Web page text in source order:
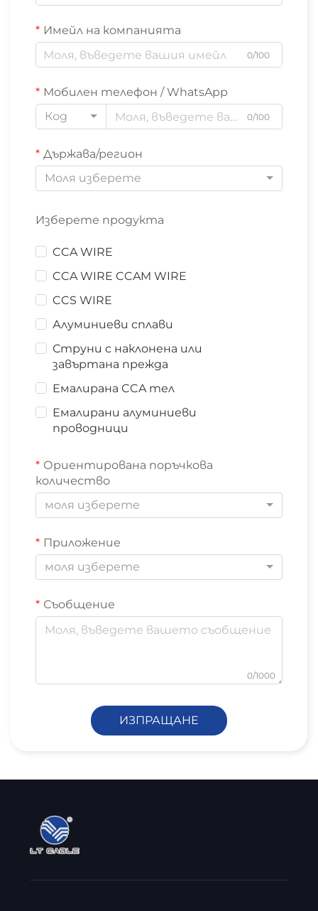
Имейл на компанията
0/100
Мобилен телефон / WhatsApp
Код
0/100
Държава/регион
Моля изберете
Изберете продукта
CCA WIRE
CCA WIRE CCAM WIRE
CCS WIRE
Алуминиеви сплави
Струни с наклонена или
завъртана прежда
Емалирана CCA тел
Емалирани алуминиеви
проводници
Ориентирована поръчкова
количество
моля изберете
Приложение
моля изберете
Съобщение
0/1000
ИЗПРАЩАНЕ